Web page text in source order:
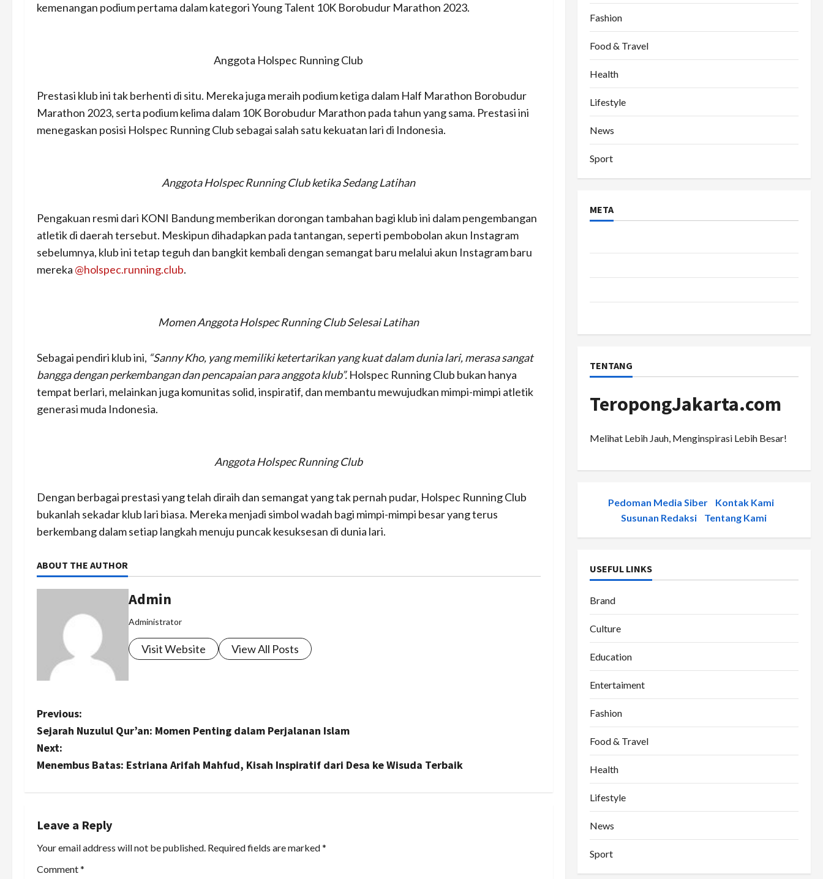
kemenangan podium pertama dalam kategori Young Talent 10K Borobudur Marathon 2023.
Anggota Holspec Running Club
Prestasi klub ini tak berhenti di situ. Mereka juga meraih podium ketiga dalam Half Marathon Borobudur
Marathon 2023, serta podium kelima dalam 10K Borobudur Marathon pada tahun yang sama. Prestasi ini
menegaskan posisi Holspec Running Club sebagai salah satu kekuatan lari di Indonesia.
Anggota Holspec Running Club ketika Sedang Latihan
Pengakuan resmi dari KONI Bandung memberikan dorongan tambahan bagi klub ini dalam pengembangan
atletik di daerah tersebut. Meskipun dihadapkan pada tantangan, seperti pembobolan akun Instagram
sebelumnya, klub ini tetap teguh dan bangkit kembali dengan semangat baru melalui akun Instagram baru
mereka @holspec.running.club.
Momen Anggota Holspec Running Club Selesai Latihan
Sebagai pendiri klub ini, “Sanny Kho, yang memiliki ketertarikan yang kuat dalam dunia lari, merasa sangat
bangga dengan perkembangan dan pencapaian para anggota klub”. Holspec Running Club bukan hanya
tempat berlari, melainkan juga komunitas solid, inspiratif, dan membantu mewujudkan mimpi-mimpi atletik
generasi muda Indonesia.
Anggota Holspec Running Club
Dengan berbagai prestasi yang telah diraih dan semangat yang tak pernah pudar, Holspec Running Club
bukanlah sekadar klub lari biasa. Mereka menjadi simbol wadah bagi mimpi-mimpi besar yang terus
berkembang dalam setiap langkah menuju puncak kesuksesan di dunia lari.
ABOUT THE AUTHOR
Admin
Administrator
Visit Website View All Posts
P
o
s
n
a
v
Previous:
Sejarah Nuzulul Qur’an: Momen Penting dalam Perjalanan Islam
Next:
Menembus Batas: Estriana Arifah Mahfud, Kisah Inspiratif dari Desa ke Wisuda Terbaik
Leave a Reply
Your email address will not be published. Required fields are marked*
Comment*
Fashion
Food & Travel
Health
Lifestyle
News
Sport
META
TENTANG
TeropongJakarta.com
Melihat Lebih Jauh, Menginspirasi Lebih Besar!
Pedoman Media Siber Kontak Kami
Susunan Redaksi
Tentang Kami
USEFUL LINKS
Brand
Culture
Education
Entertaiment
Fashion
Food & Travel
Health
Lifestyle
News
Sport